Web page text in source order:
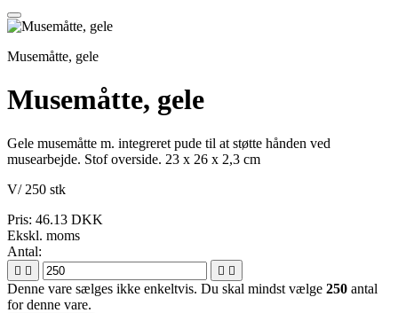
Musemåtte, gele
Musemåtte, gele
Gele musemåtte m. integreret pude til at støtte hånden ved
musearbejde. Stof overside. 23 x 26 x 2,3 cm
V/ 250 stk
Pris: 46.13 DKK
Ekskl. moms
Antal:
   
Denne vare sælges ikke enkeltvis. Du skal mindst vælge 250 antal
for denne vare.